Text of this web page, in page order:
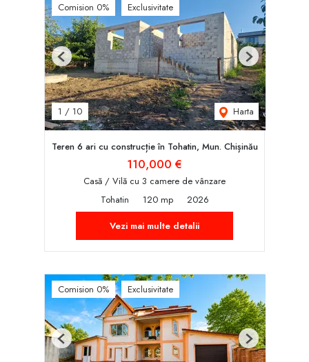
Comision 0% Exclusivitate
1 / 10 Harta
Previous Next
Teren 6 ari cu construcție în Tohatin, Mun. Chișinău
110,000 €
Casă / Vilă cu 3 camere de vânzare
Tohatin
120 mp
2026
Vezi mai multe detalii
Comision 0% Exclusivitate
Previous Next